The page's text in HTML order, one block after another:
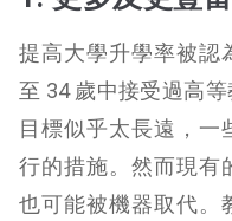
提高大學升學率被認
至 34 歲中接受過高
目標似乎太長遠，一
行的措施。然而現有
也可能被機器取代。